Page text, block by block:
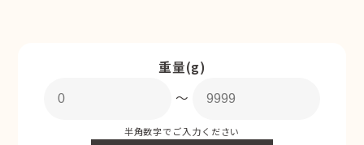
重量(g)
〜
半角数字でご入力ください